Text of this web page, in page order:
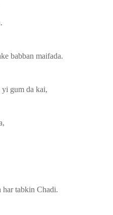
babban maifada.
gum da kai,
har tabkin Chadi.